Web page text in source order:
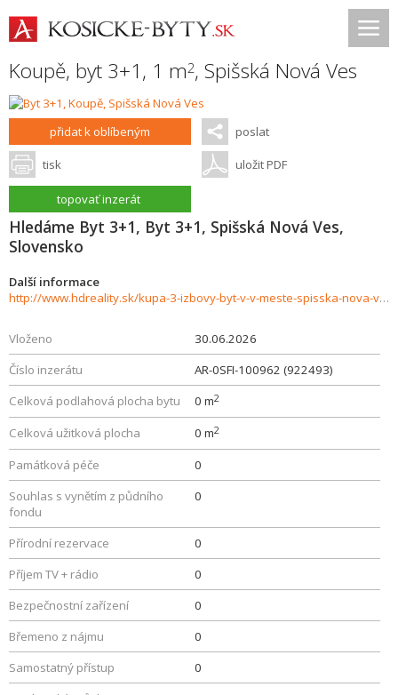
Koupě, byt 3+1, 1 m2, Spišská Nová Ves
přidat k oblíbeným poslat
tisk uložit PDF
topovať inzerát
Hledáme Byt 3+1, Byt 3+1, Spišská Nová Ves,
Slovensko
Další informace
http://www.hdreality.sk/kupa-3-izbovy-byt-v-v-meste-spisska-nova-ves--1013194
Vloženo
30.06.2026
Číslo inzerátu
AR-0SFI-100962 (922493)
Celková podlahová plocha bytu
0 m2
Celková užitková plocha 0 m2
Památková péče
0
Souhlas s vynětím z půdního
fondu
0
Přírodní rezervace
0
Příjem TV + rádio
0
Bezpečnostní zařízení
0
Břemeno z nájmu
0
Samostatný přístup
0